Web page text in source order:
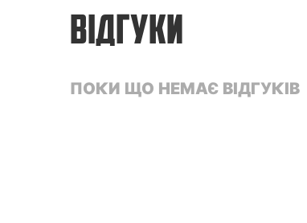
ВІДГУКИ
ПОКИ ЩО НЕМАЄ ВІДГУКІВ